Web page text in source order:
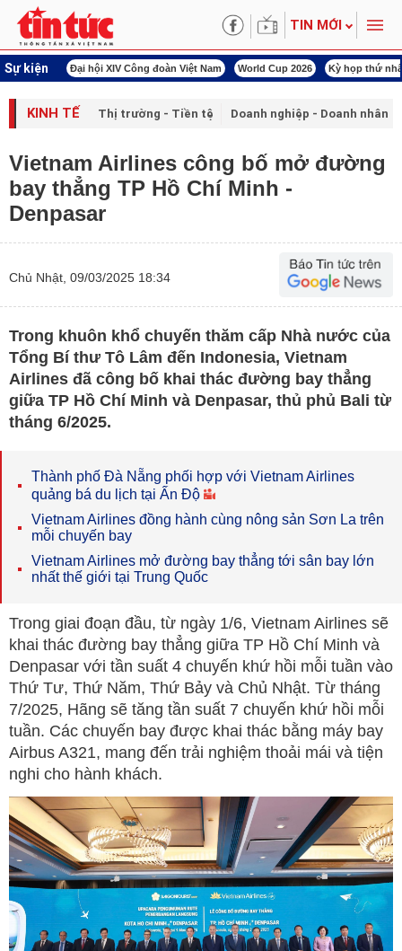
TIN MỚI
Sự kiện
ngày đêm Đại hội XIV Công đoàn Việt Nam World Cup 2026 Kỳ họp thứ
KINH TẾ Thị trường - Tiền tệ Doanh nghiệp - Doanh nhân
Vietnam Airlines công bố mở đường
bay thẳng TP Hồ Chí Minh -
Denpasar
Chủ Nhật, 09/03/2025 18:34
Trong khuôn khổ chuyến thăm cấp Nhà nước của
Tổng Bí thư Tô Lâm đến Indonesia, Vietnam
Airlines đã công bố khai thác đường bay thẳng
giữa TP Hồ Chí Minh và Denpasar, thủ phủ Bali từ
tháng 6/2025.
Thành phố Đà Nẵng phối hợp với Vietnam Airlines
quảng bá du lịch tại Ấn Độ
Vietnam Airlines đồng hành cùng nông sản Sơn La trên
mỗi chuyến bay
Vietnam Airlines mở đường bay thẳng tới sân bay lớn
nhất thế giới tại Trung Quốc
Trong giai đoạn đầu, từ ngày 1/6, Vietnam Airlines sẽ
khai thác đường bay thẳng giữa TP Hồ Chí Minh và
Denpasar với tần suất 4 chuyến khứ hồi mỗi tuần vào
Thứ Tư, Thứ Năm, Thứ Bảy và Chủ Nhật. Từ tháng
7/2025, Hãng sẽ tăng tần suất 7 chuyến khứ hồi mỗi
tuần. Các chuyến bay được khai thác bằng máy bay
Airbus A321, mang đến trải nghiệm thoải mái và tiện
nghi cho hành khách.